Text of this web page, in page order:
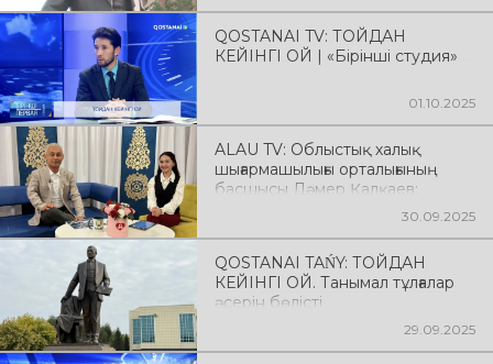
QOSTANAI TV: ТОЙДАН
КЕЙІНГІ ОЙ | «Бірінші студия»
01.10.2025
ALAU TV: Облыстық халық
шығармашылығы орталығының
басшысы Дәмер Қалқаев:
Міржақып Дулатұлының 14030.09.2025
QOSTANAI TAŃY: ТОЙДАН
КЕЙІНГІ ОЙ. Танымал тұлғалар
әсерін бөлісті
29.09.2025